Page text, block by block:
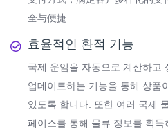
全与便捷
효율적인 환적 기능
국제 운임을 자동으로 계산하고
업데이트하는 기능을 통해 상품
있도록 합니다. 또한 여러 국제
페이스를 통해 물류 정보를 획